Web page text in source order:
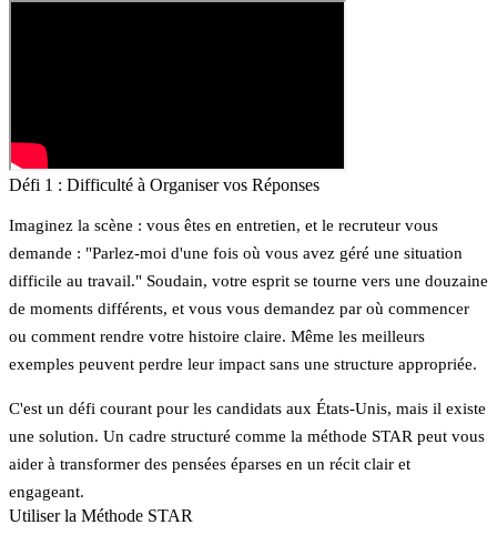
Défi 1 : Difficulté à Organiser vos Réponses
Imaginez la scène : vous êtes en entretien, et le recruteur vous
demande : "Parlez-moi d'une fois où vous avez géré une situation
difficile au travail." Soudain, votre esprit se tourne vers une douzaine
de moments différents, et vous vous demandez par où commencer
ou comment rendre votre histoire claire. Même les meilleurs
exemples peuvent perdre leur impact sans une structure appropriée.
C'est un défi courant pour les candidats aux États-Unis, mais il existe
une solution. Un cadre structuré comme la méthode STAR peut vous
aider à transformer des pensées éparses en un récit clair et
engageant.
Utiliser la Méthode STAR